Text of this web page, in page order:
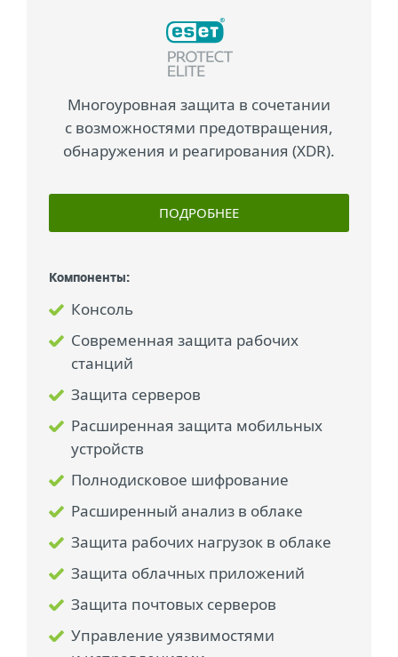
Многоуровная защита в сочетании
с возможностями предотвращения,
обнаружения и реагирования (XDR).
ПОДРОБНЕЕ
Компоненты:
Консоль
Современная защита рабочих
станций
Защита серверов
Расширенная защита мобильных
устройств
Полнодисковое шифрование
Расширенный анализ в облаке
Защита рабочих нагрузок в облаке
Защита облачных приложений
Защита почтовых серверов
Управление уязвимостями